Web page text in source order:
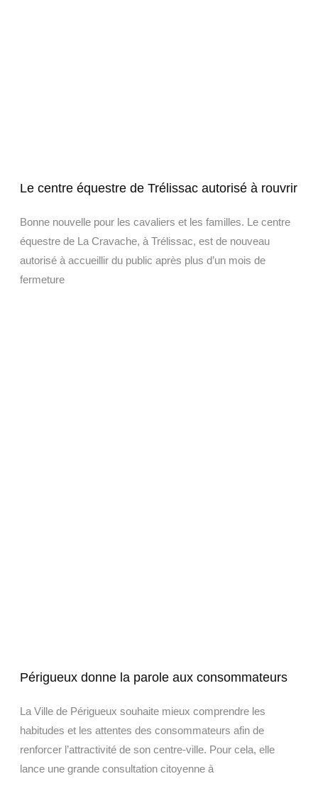
Le centre équestre de Trélissac autorisé à rouvrir
Bonne nouvelle pour les cavaliers et les familles. Le centre
équestre de La Cravache, à Trélissac, est de nouveau
autorisé à accueillir du public après plus d’un mois de
fermeture
Périgueux donne la parole aux consommateurs
La Ville de Périgueux souhaite mieux comprendre les
habitudes et les attentes des consommateurs afin de
renforcer l’attractivité de son centre-ville. Pour cela, elle
lance une grande consultation citoyenne à